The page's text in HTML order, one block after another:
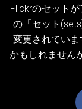
Flickrのセット
の「セット
変更されてい
かもしれません